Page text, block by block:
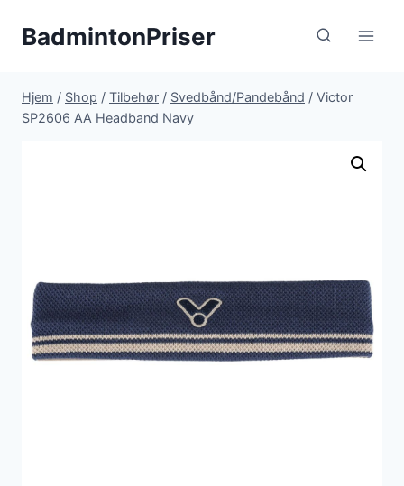
BadmintonPriser
Hjem / Shop / Tilbehør / Svedbånd/Pandebånd / Victor
SP2606 AA Headband Navy